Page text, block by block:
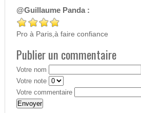
@Guillaume Panda :
Pro à Paris,à faire confiance
Publier un commentaire
Votre nom
Votre note
Votre commentaire